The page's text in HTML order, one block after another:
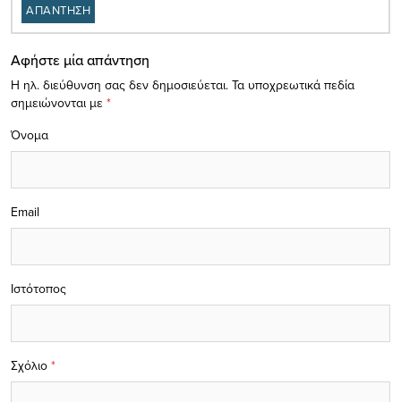
ΑΠΑΝΤΗΣΗ
Αφήστε μία απάντηση
Η ηλ. διεύθυνση σας δεν δημοσιεύεται. Τα υποχρεωτικά πεδία
σημειώνονται με *
Σχόλιο *
Όνομα
Email
Ιστότοπος